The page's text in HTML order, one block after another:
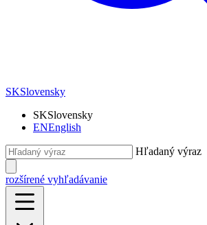
SKSlovensky
SKSlovensky
ENEnglish
Hľadaný výraz
rozšírené vyhľadávanie